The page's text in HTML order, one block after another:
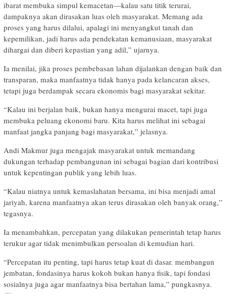
ibarat membuka simpul kemacetan—kalau satu titik terurai,
dampaknya akan dirasakan luas oleh masyarakat. Memang ada
proses yang harus dilalui, apalagi ini menyangkut tanah dan
kepemilikan, jadi harus ada pendekatan kemanusiaan, masyarakat
dihargai dan diberi kepastian yang adil,” ujarnya.
Ia menilai, jika proses pembebasan lahan dijalankan dengan baik dan
transparan, maka manfaatnya tidak hanya pada kelancaran akses,
tetapi juga berdampak secara ekonomis bagi masyarakat sekitar.
“Kalau ini berjalan baik, bukan hanya mengurai macet, tapi juga
membuka peluang ekonomi baru. Kita harus melihat ini sebagai
manfaat jangka panjang bagi masyarakat,” jelasnya.
Andi Makmur juga mengajak masyarakat untuk memandang
dukungan terhadap pembangunan ini sebagai bagian dari kontribusi
untuk kepentingan publik yang lebih luas.
“Kalau niatnya untuk kemaslahatan bersama, ini bisa menjadi amal
jariyah, karena manfaatnya akan terus dirasakan oleh banyak orang,”
tegasnya.
Ia menambahkan, percepatan yang dilakukan pemerintah tetap harus
terukur agar tidak menimbulkan persoalan di kemudian hari.
“Percepatan itu penting, tapi harus tetap kuat di dasar. membangun
jembatan, fondasinya harus kokoh bukan hanya fisik, tapi fondasi
sosialnya juga agar manfaatnya bisa bertahan lama,” pungkasnya.